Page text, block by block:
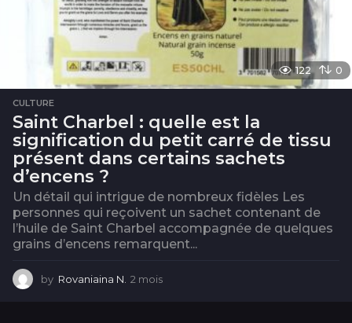
122 0
CULTURE
Saint Charbel : quelle est la
signification du petit carré de tissu
présent dans certains sachets
d’encens ?
Un détail qui intrigue de nombreux fidèles Les
personnes qui reçoivent un sachet contenant de
l’huile de Saint Charbel accompagnée de quelques
grains d’encens remarquent...
by Rovaniaina N. 2 mois